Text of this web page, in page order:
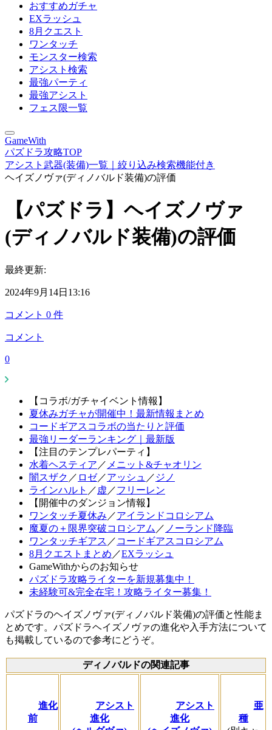
おすすめガチャ
EXラッシュ
8月クエスト
ワンタッチ
モンスター検索
アシスト検索
最強パーティ
最強アシスト
フェス限一覧
GameWith
パズドラ攻略TOP
アシスト武器(装備)一覧｜絞り込み検索機能付き
ヘイズノヴァ(ディノバルド装備)の評価
【パズドラ】ヘイズノヴァ
(ディノバルド装備)の評価
最終更新:
2024年9月14日13:16
コメント 0 件
コメント
0
【コラボ/ガチャイベント情報】
夏休みガチャが開催中！最新情報まとめ
コードギアスコラボの当たりと評価
最強リーダーランキング｜最新版
【注目のテンプレパーティ】
水着ヘスティア ／ メニット&チャオリン
闇スザク ／ ロゼ／アッシュ ／ ジノ
ラインハルト ／ 虚 ／フリーレン
【開催中のダンジョン情報】
ワンタッチ夏休み ／アイランドコロシアム
魔夏の＋限界突破コロシアム ／ ノーランド降臨
ワンタッチギアス ／ コードギアスコロシアム
8月クエストまとめ ／EXラッシュ
GameWithからのお知らせ
パズドラ攻略ライターを新規募集中！
未経験可&完全在宅！攻略ライター募集！
パズドラのヘイズノヴァ(ディノバルド装備)の評価と性能ま
とめです。パズドラヘイズノヴァの進化や入手方法について
も掲載しているので参考にどうぞ。
ディノバルドの関連記事
進化
前
アシスト
進化
アシスト
進化
亜
種